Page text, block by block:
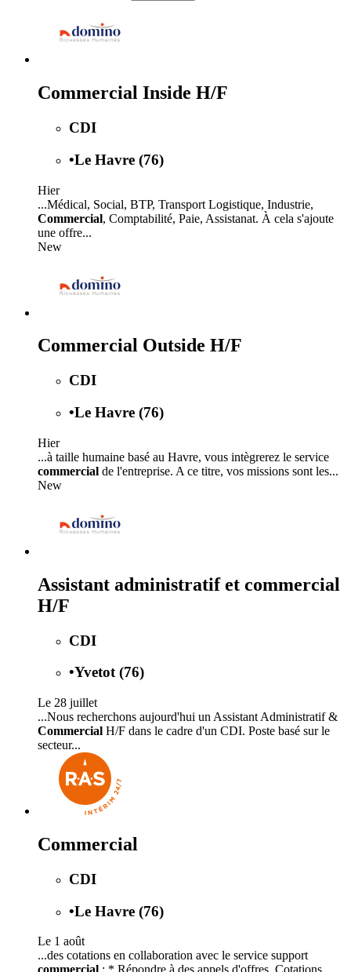
Commercial Inside H/F
CDI
•Le Havre (76)
Hier
...Médical, Social, BTP, Transport Logistique, Industrie,
Commercial, Comptabilité, Paie, Assistanat. À cela s'ajoute
une offre...
New
Commercial Outside H/F
CDI
•Le Havre (76)
Hier
...à taille humaine basé au Havre, vous intègrerez le service
commercial de l'entreprise. A ce titre, vos missions sont les...
New
Assistant administratif et commercial
H/F
CDI
•Yvetot (76)
Le 28 juillet
...Nous recherchons aujourd'hui un Assistant Administratif &
Commercial H/F dans le cadre d'un CDI. Poste basé sur le
secteur...
Commercial
CDI
•Le Havre (76)
Le 1 août
...des cotations en collaboration avec le service support